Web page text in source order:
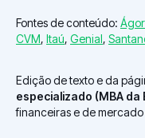
Fontes de conteúdo:
CVM, Itaú, Genial,
Edição de texto e da
especializado (MBA da
financeiras e de